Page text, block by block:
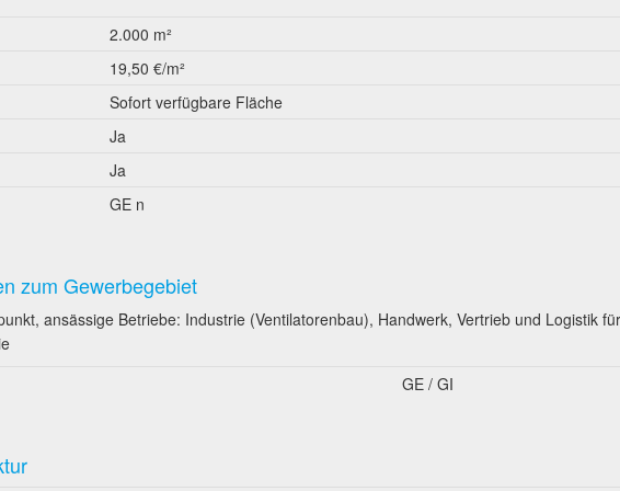
2.000 m²
19,50 €/m²
Sofort verfügbare Fläche
Ja
Ja
GE n
zum Gewerbegebiet
ansässige Betriebe: Industrie (Ventilatorenbau), Handwerk, Vertrieb und Logistik für
GE / GI